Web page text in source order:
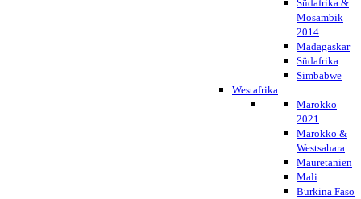
Südafrika &
Mosambik
2014
Madagaskar
Südafrika
Simbabwe
Westafrika
Marokko
2021
Marokko &
Westsahara
Mauretanien
Mali
Burkina Faso